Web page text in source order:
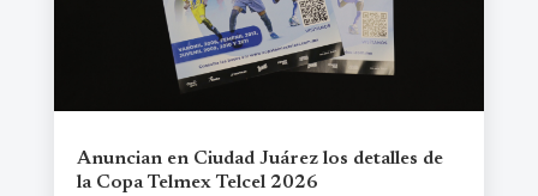
Anuncian en Ciudad Juárez los detalles de
la Copa Telmex Telcel 2026